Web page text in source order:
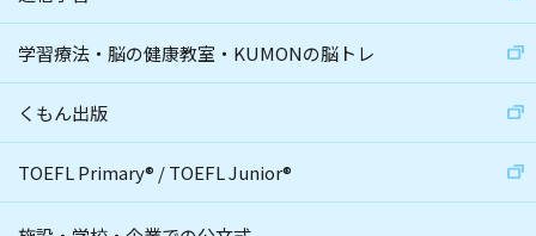
学習療法・脳の健康教室・KUMONの脳トレ
くもん出版
TOEFL Primary® /TOEFL Junior®